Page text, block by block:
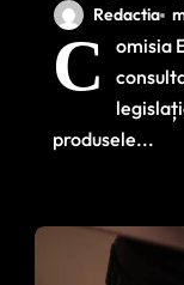
pentru
țigările
Redactia
C
omisia
produsele...